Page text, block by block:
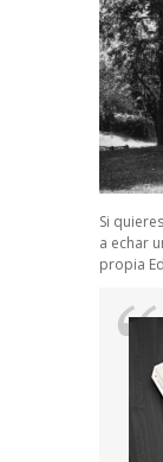
Si
a echar
propia